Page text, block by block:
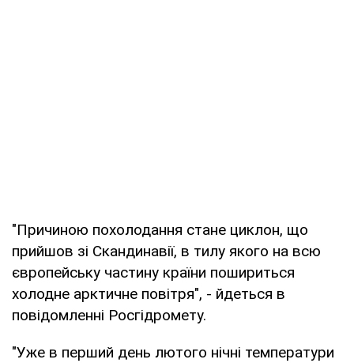
"Причиною похолодання стане циклон, що
прийшов зі Скандинавії, в тилу якого на всю
європейську частину країни пошириться
холодне арктичне повітря", - йдеться в
повідомленні Росгідромету.
"Уже в перший день лютого нічні температури